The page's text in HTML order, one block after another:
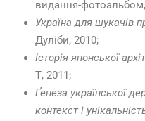
видання-фотоальбом,
Україна для шукачів
Дуліби, 2010;
Історія японської
Т, 2011;
Ґенеза української
контекст і